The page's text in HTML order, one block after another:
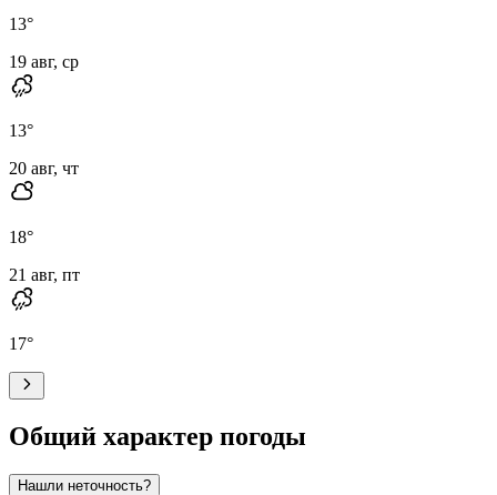
13°
19 авг, ср
13°
20 авг, чт
18°
21 авг, пт
17°
Общий характер погоды
Нашли неточность?